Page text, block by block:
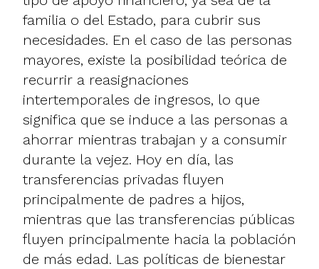
familia o del Estado, para cubrir sus
necesidades. En el caso de las personas
mayores, existe la posibilidad teórica de
recurrir a reasignaciones
intertemporales de ingresos, lo que
significa que se induce a las personas a
ahorrar mientras trabajan y a consumir
durante la vejez. Hoy en día, las
transferencias privadas fluyen
principalmente de padres a hijos,
mientras que las transferencias públicas
fluyen principalmente hacia la población
de más edad. Las políticas de bienestar